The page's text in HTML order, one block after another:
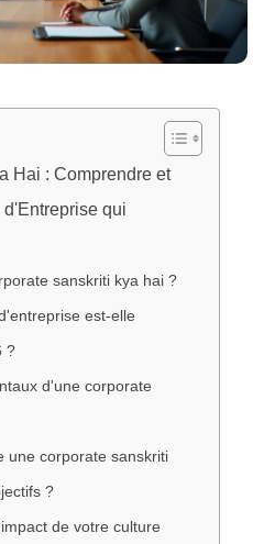
Hai : Comprendre et
qui
sanskriti kya hai ?
est-elle
?
d'une corporate
une corporate sanskriti
?
de votre culture